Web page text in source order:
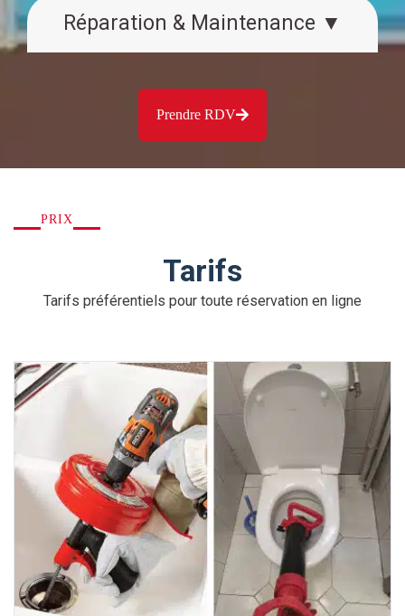
Réparation & Maintenance ▼
Prendre RDV
PRIX
Tarifs
Tarifs préférentiels pour toute réservation en ligne